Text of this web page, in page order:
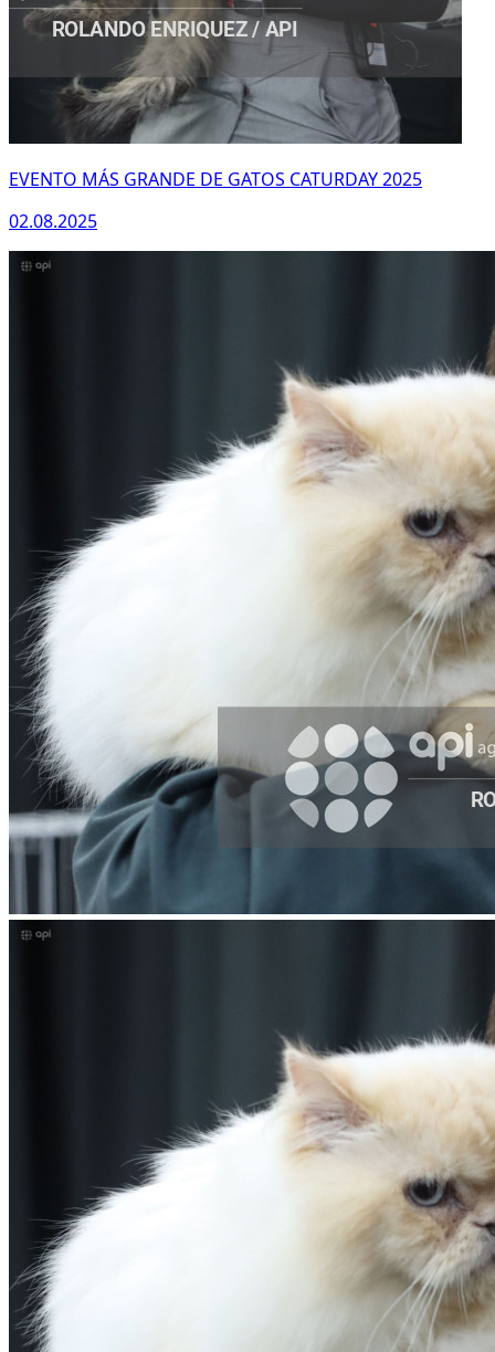
EVENTO MÁS GRANDE DE GATOS CATURDAY 2025
02.08.2025